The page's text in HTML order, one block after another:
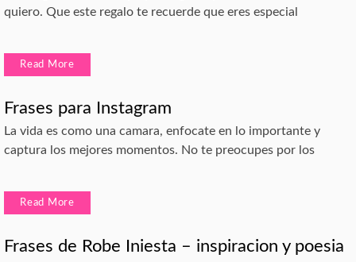
quiero. Que este regalo te recuerde que eres especial
Read More
Frases para Instagram
La vida es como una camara, enfocate en lo importante y
captura los mejores momentos. No te preocupes por los
Read More
Frases de Robe Iniesta – inspiracion y poesia